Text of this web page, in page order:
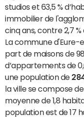
studios et 63,5 %
immobilier de
cinq ans, contre 2,7
La commune d'Eure-
part de maisons de
d’appartements de
une population de
la ville se compose
moyenne de 1,8
population est de 17